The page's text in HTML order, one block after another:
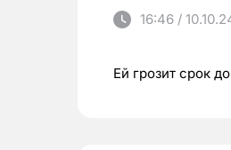
16:46 /
Ей грозит срок